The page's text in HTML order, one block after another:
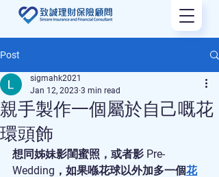
Post
親手製作一個屬於自己嘅花
環頭飾
sigmahk2021
Jan 12, 2023 3 min read
想同姊妹影閨蜜照，或者影 Pre-
Wedding，如果喺花球以外加多一個花